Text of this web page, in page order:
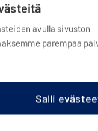
avulla sivuston
parempaa
Salli